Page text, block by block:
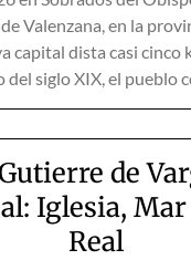
Valenzana, en la
capital dista casi cinco
del siglo XIX, el pueblo
de
Iglesia, Mar
Real